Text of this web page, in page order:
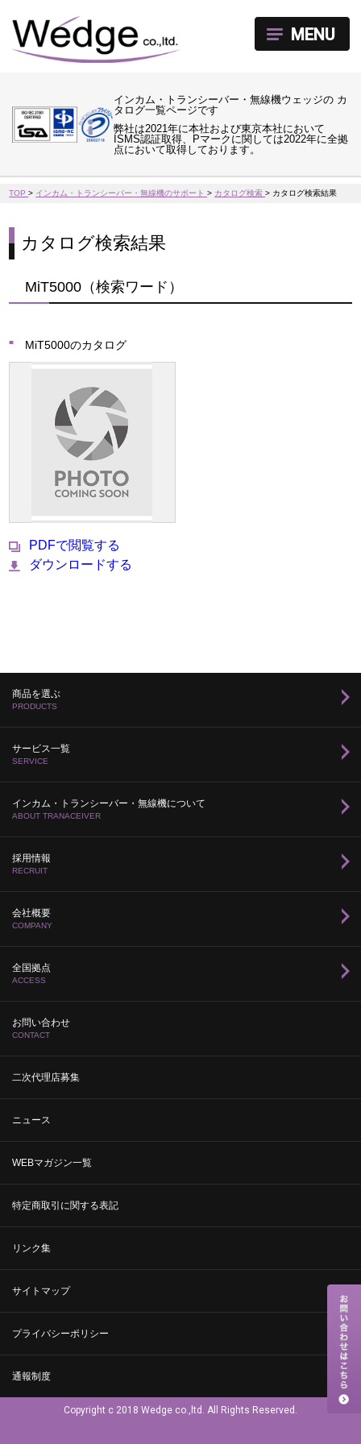
インカム・トランシーバー・無線機ウェッジの カ
タログ一覧ページです
弊社は2021年に本社および東京本社において
ISMS認証取得、Pマークに関しては2022年に全拠
点において取得しております。
MENU
TOP> インカム・トランシーバー・無線機のサポート> カタログ検索> カタログ検索結果
カタログ検索結果
MiT5000（検索ワード）
MiT5000のカタログ
PDFで閲覧する
ダウンロードする
商品を選ぶ
PRODUCTS
サービス一覧
SERVICE
インカム・トランシーバー・無線機について
ABOUT TRANACEIVER
採用情報
RECRUIT
会社概要
COMPANY
全国拠点
ACCESS
お問い合わせ
CONTACT
二次代理店募集
ニュース
WEBマガジン一覧
特定商取引に関する表記
リンク集
サイトマップ
プライバシーポリシー
通報制度
Copyright c 2018 Wedge co.,ltd. All Rights Reserved.